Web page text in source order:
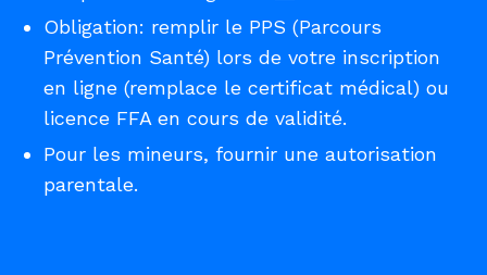
Obligation: remplir le PPS (Parcours
Prévention Santé) lors de votre inscription
en ligne (remplace le certificat médical) ou
licence FFA en cours de validité.
Pour les mineurs, fournir une autorisation
parentale.